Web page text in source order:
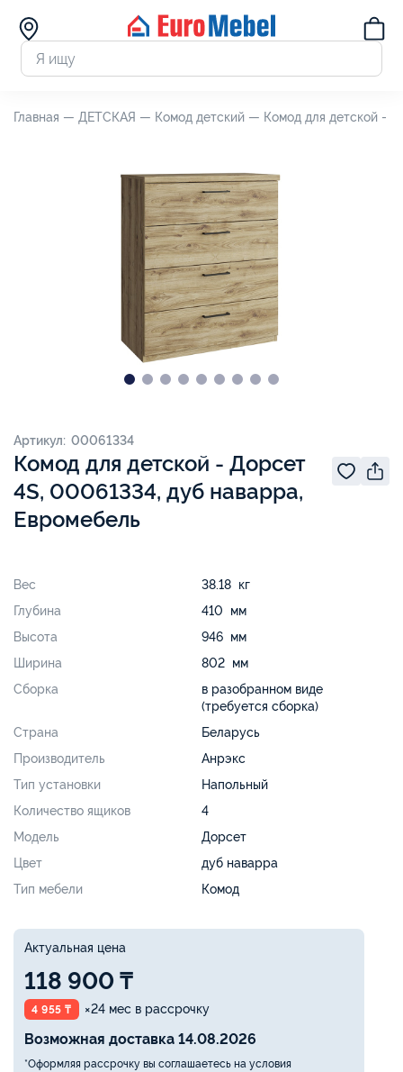
Главная — ДЕТСКАЯ — Комод детский — Комод для детской -
Комод для детской - Дорсет
4S, 00061334, дуб наварра,
Евромебель
Артикул: 00061334
Вес
38.18 кг
Глубина
410 мм
Высота
946 мм
Ширина
802 мм
Сборка
в разобранном виде
(требуется сборка)
Страна
Беларусь
Производитель
Анрэкс
Тип установки
Напольный
Количество ящиков
4
Модель
Дорсет
Цвет
дуб наварра
Тип мебели
Комод
Актуальная цена
118 900 ₸
4 955 ₸ ×24 мес в рассрочку
Возможная доставка 14.08.2026
*Оформляя рассрочку вы соглашаетесь на условия